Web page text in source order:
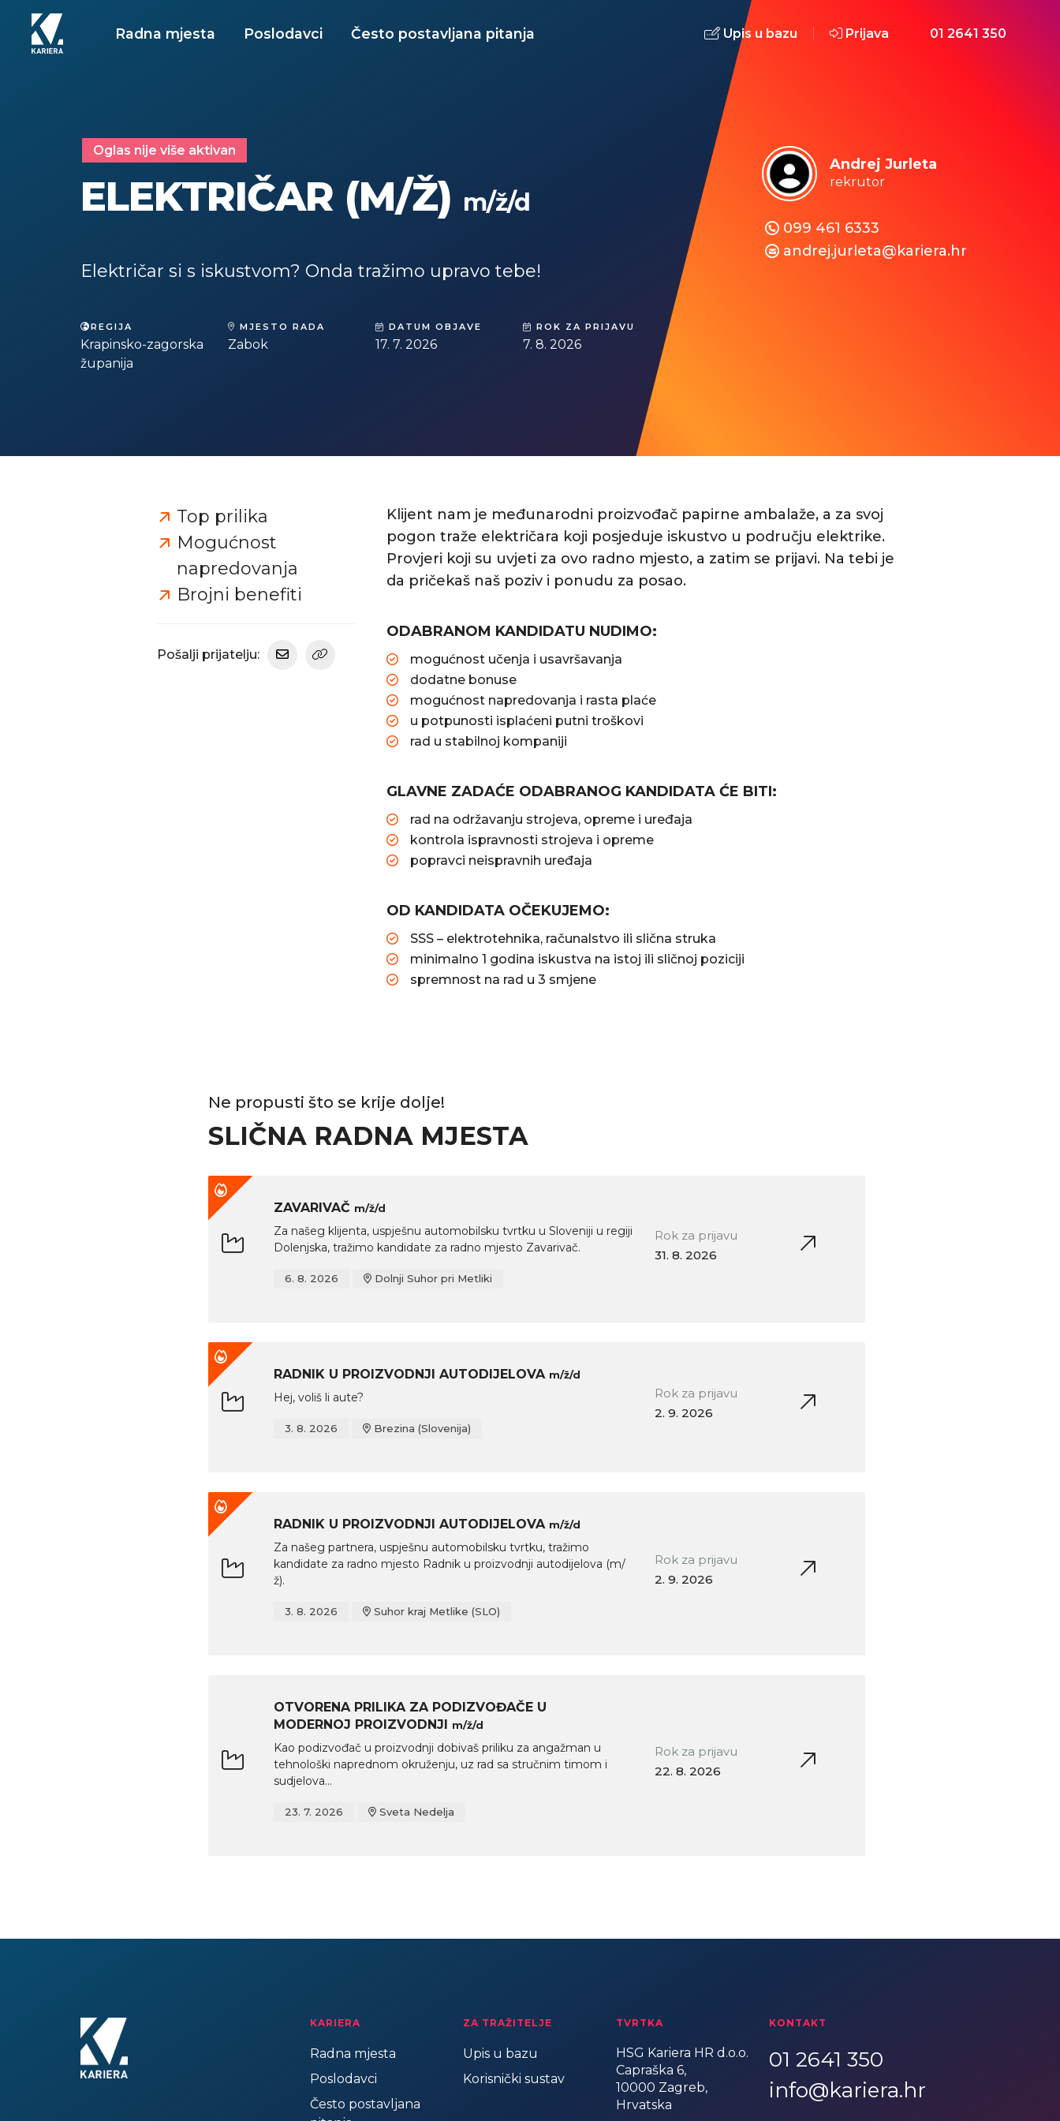
Upis u bazu Prijava 01 2641 350
Radna mjesta Poslodavci Često postavljana pitanja
Oglas nije više aktivan
ELEKTRIČAR (M/Ž) m/ž/d
Električar si s iskustvom? Onda tražimo upravo tebe!
REGIJA
Krapinsko-zagorska
županija
MJESTO RADA
Zabok
DATUM OBJAVE
17. 7. 2026
ROK ZA PRIJAVU
7. 8. 2026
Andrej Jurleta
rekrutor
099 461 6333
andrej.jurleta@kariera.hr
Top prilika
Mogućnost
napredovanja
Brojni benefiti
Pošalji prijatelju:
Klijent nam je međunarodni proizvođač papirne ambalaže, a za svoj
pogon traže električara koji posjeduje iskustvo u području elektrike.
Provjeri koji su uvjeti za ovo radno mjesto, a zatim se prijavi. Na tebi je
da pričekaš naš poziv i ponudu za posao.
ODABRANOM KANDIDATU NUDIMO:
mogućnost učenja i usavršavanja
dodatne bonuse
mogućnost napredovanja i rasta plaće
u potpunosti isplaćeni putni troškovi
rad u stabilnoj kompaniji
GLAVNE ZADAĆE ODABRANOG KANDIDATA ĆE BITI:
rad na održavanju strojeva, opreme i uređaja
kontrola ispravnosti strojeva i opreme
popravci neispravnih uređaja
OD KANDIDATA OČEKUJEMO:
SSS – elektrotehnika, računalstvo ili slična struka
minimalno 1 godina iskustva na istoj ili sličnoj poziciji
spremnost na rad u 3 smjene
Ne propusti što se krije dolje!
SLIČNA RADNA MJESTA
ZAVARIVAČ m/ž/d
Za našeg klijenta, uspješnu automobilsku tvrtku u Sloveniji u regiji
Dolenjska, tražimo kandidate za radno mjesto Zavarivač.
6. 8. 2026 Dolnji Suhor pri Metliki
Rok za prijavu
31. 8. 2026
RADNIK U PROIZVODNJI AUTODIJELOVA m/ž/d
Hej, voliš li aute?
3. 8. 2026 Brezina (Slovenija)
Rok za prijavu
2. 9. 2026
RADNIK U PROIZVODNJI AUTODIJELOVA m/ž/d
Za našeg partnera, uspješnu automobilsku tvrtku, tražimo
kandidate za radno mjesto Radnik u proizvodnji autodijelova (m/
ž).
3. 8. 2026 Suhor kraj Metlike (SLO)
Rok za prijavu
2. 9. 2026
OTVORENA PRILIKA ZA PODIZVOĐAČE U
MODERNOJ PROIZVODNJI m/ž/d
Kao podizvođač u proizvodnji dobivaš priliku za angažman u
tehnološki naprednom okruženju, uz rad sa stručnim timom i
sudjelova...
23. 7. 2026 Sveta Nedelja
Rok za prijavu
22. 8. 2026
KARIERA
Radna mjesta
Poslodavci
Često postavljana
ZA TRAŽITELJE
Upis u bazu
Korisnički sustav
TVRTKA
HSG Kariera HR d.o.o.
Capraška 6,
10000 Zagreb,
Hrvatska
KONTAKT
01 2641 350
info@kariera.hr